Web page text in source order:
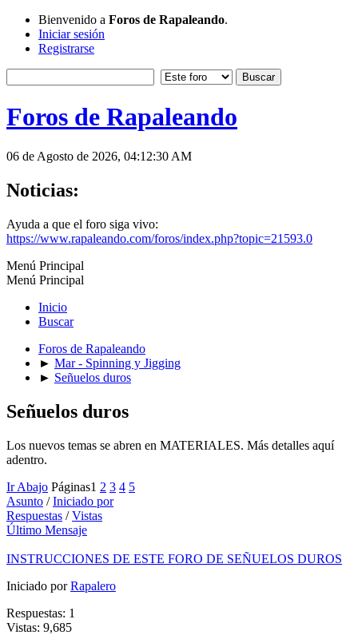
Bienvenido a Foros de Rapaleando.
Iniciar sesión
Registrarse
Foros de Rapaleando
06 de Agosto de 2026, 04:12:30 AM
Noticias:
Ayuda a que el foro siga vivo:
https://www.rapaleando.com/foros/index.php?topic=21593.0
Menú Principal
Menú Principal
Inicio
Buscar
Foros de Rapaleando
► Mar - Spinning y Jigging
► Señuelos duros
Señuelos duros
Los nuevos temas se abren en MATERIALES. Más detalles aquí
adentro.
Ir Abajo Páginas1 2 3 4 5
Asunto /Iniciado por
Respuestas /Vistas
Último Mensaje
INSTRUCCIONES DE ESTE FORO DE SEÑUELOS DUROS
Iniciado porRapalero
Respuestas: 1
Vistas: 9,685